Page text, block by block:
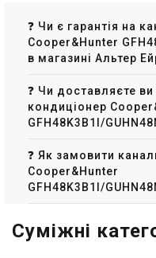
❓ Чи є гарантія на
Cooper&Hunter
в магазині Альтер
❓ Чи доставляєте
кондиціонер
GFH48K3B1I/
❓ Як замовити
Cooper&Hunter
GFH48K3B1I/
Суміжні